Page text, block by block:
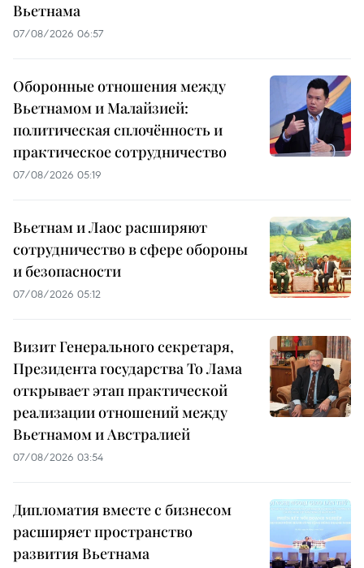
Вьетнама
07/08/2026 06:57
Оборонные отношения между
Вьетнамом и Малайзией:
политическая сплочённость и
практическое сотрудничество
07/08/2026 05:19
Вьетнам и Лаос расширяют
сотрудничество в сфере обороны
и безопасности
07/08/2026 05:12
Визит Генерального секретаря,
Президента государства То Лама
открывает этап практической
реализации отношений между
Вьетнамом и Австралией
07/08/2026 03:54
Дипломатия вместе с бизнесом
расширяет пространство
развития Вьетнама